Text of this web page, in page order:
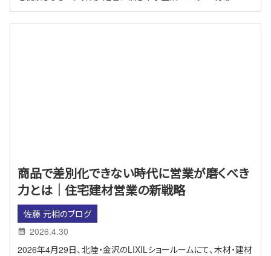
商品で差別化できない時代に営業が磨くべき
力とは｜住宅建材営業の新戦略
佐藤 元相のブログ
2026.4.30
2026年4月29日、北陸・金沢のLIXILショールームにて、木材・建材